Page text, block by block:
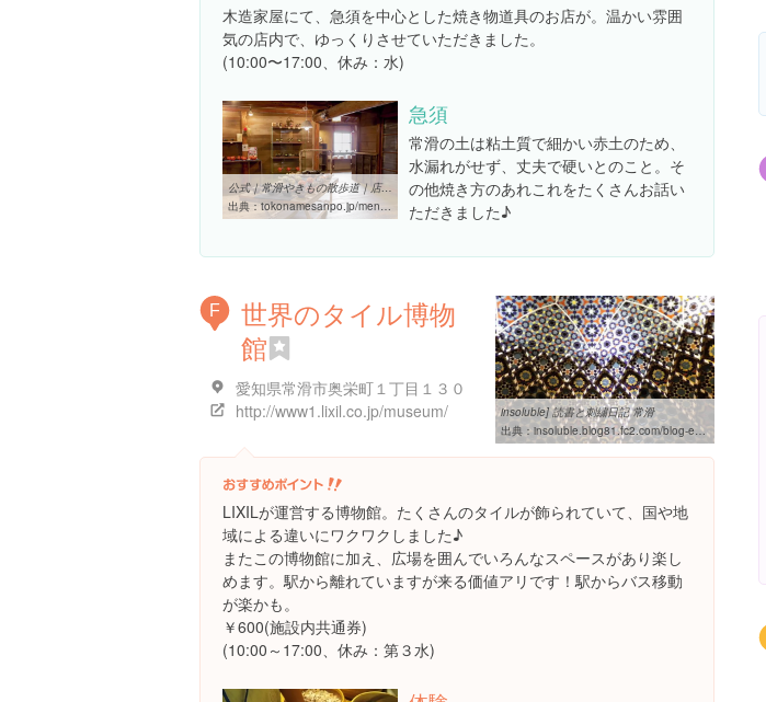
木造家屋にて、急須を中心とした焼き物道具のお店が。温かい雰囲
気の店内で、ゆっくりさせていただきました。
(10:00〜17:00、休み：水)
公式｜常滑やきもの散歩道｜店舗検索｜常滑市観光協会 常滑支部
出典：tokonamesanpo.jp/menu/?category_id=&page=6
急須
常滑の土は粘土質で細かい赤土のため、
水漏れがせず、丈夫で硬いとのこと。そ
の他焼き方のあれこれをたくさんお話い
ただきました♪
F
世界のタイル博物
館
愛知県常滑市奥栄町１丁目１３０
http://www1.lixil.co.jp/museum/
insoluble] 読書と刺繍日記 常滑
出典：insoluble.blog81.fc2.com/blog-entry-8.html
LIXILが運営する博物館。たくさんのタイルが飾られていて、国や地
域による違いにワクワクしました♪
またこの博物館に加え、広場を囲んでいろんなスペースがあり楽し
めます。駅から離れていますが来る価値アリです！駅からバス移動
が楽かも。
￥600(施設内共通券)
(10:00～17:00、休み：第３水)